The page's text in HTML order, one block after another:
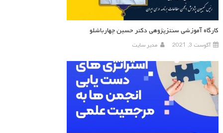
کارگاه آموزشی سنتزپژوهی دکتر حسین چهارباشلو
آگوست 3, 2021 مدیر سایت